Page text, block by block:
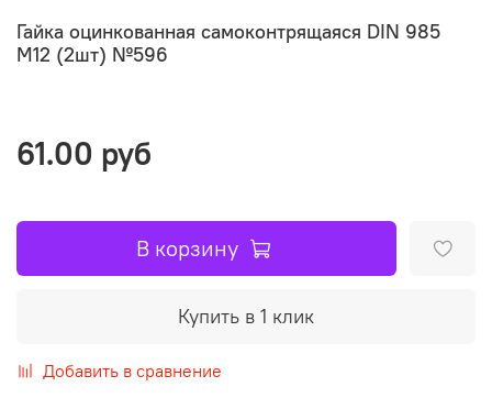
Гайка оцинкованная самоконтрящаяся DIN 985
М12 (2шт) №596
61.00 руб
В корзину
Купить в 1 клик
Добавить в сравнение